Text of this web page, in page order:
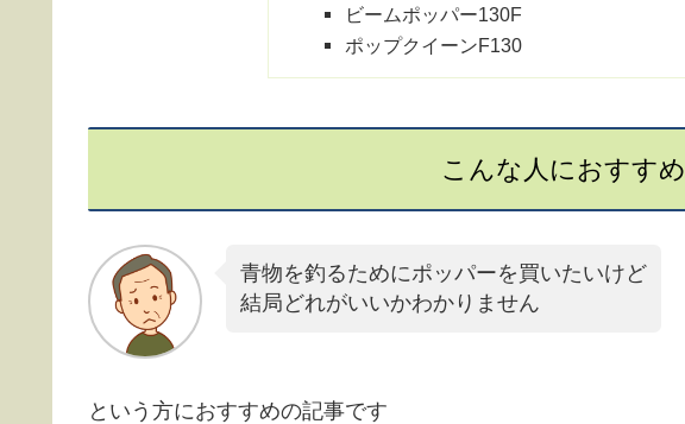
ビームポッパー130F
ポップクイーンF130
こんな人におすすめ
青物を釣るためにポッパーを買いたいけど
結局どれがいいかわかりません
という方におすすめの記事です